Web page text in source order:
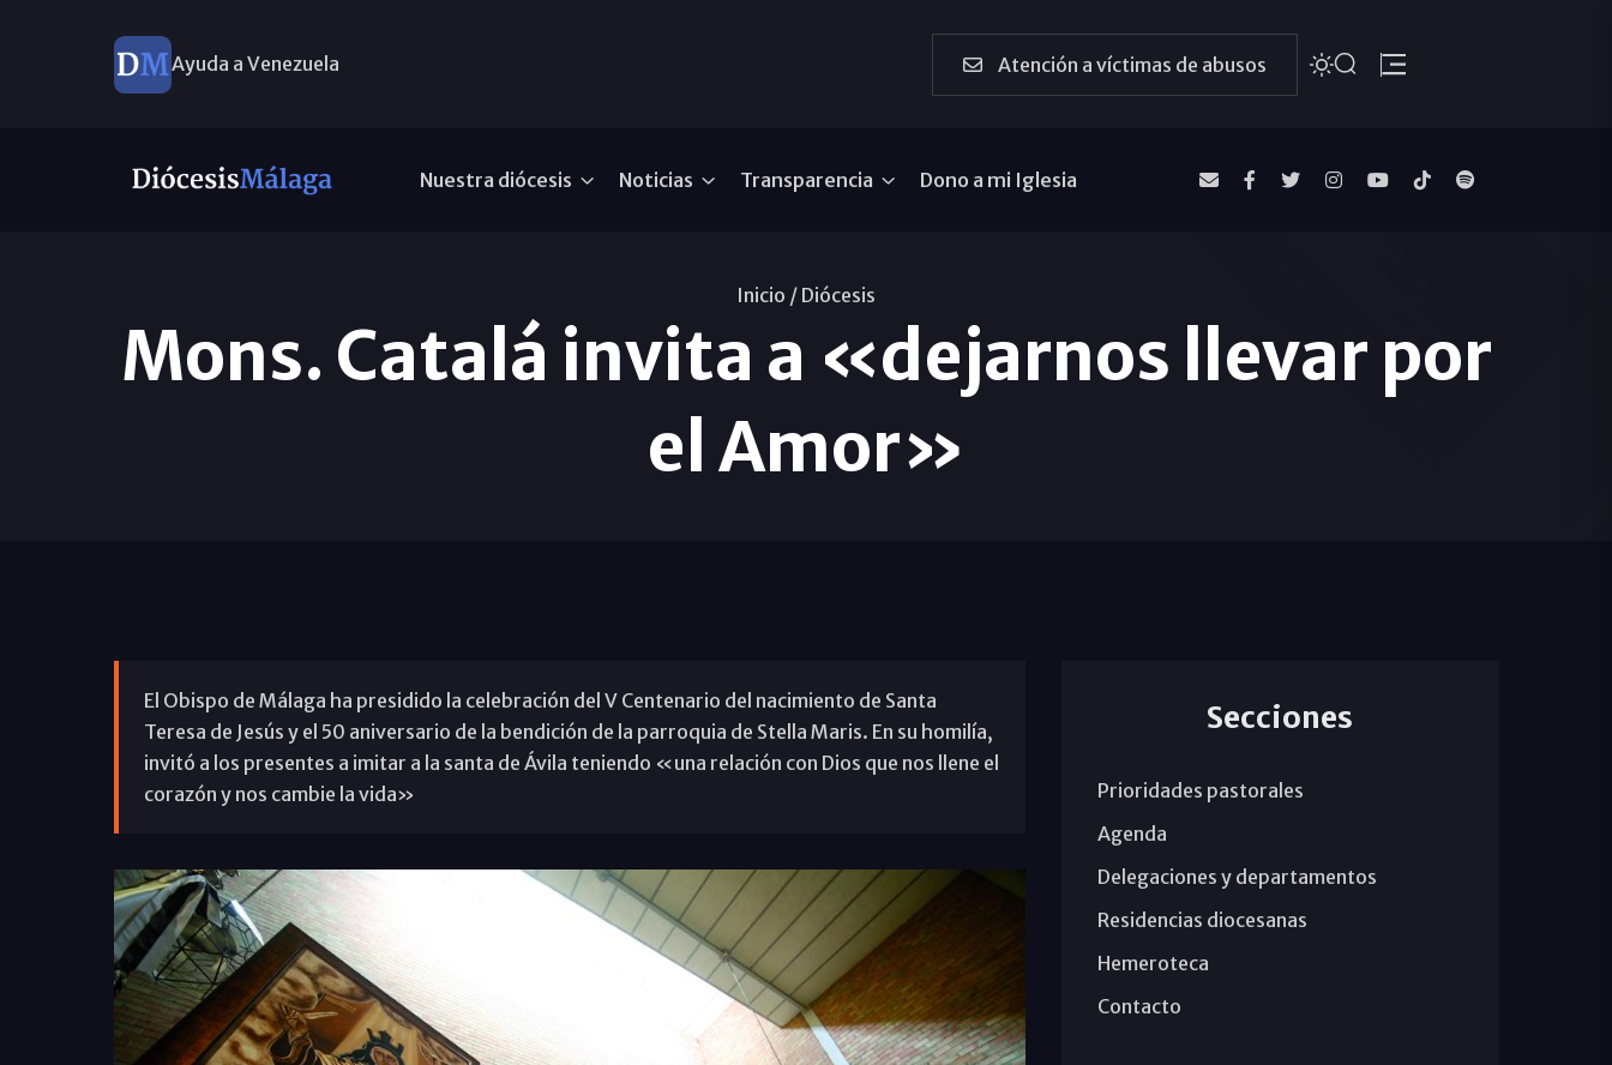
Ayuda a Venezuela Atención a víctimas de abusos
Nuestra diócesis Noticias Transparencia Dono a mi Iglesia
Inicio / Diócesis
Mons. Catalá invita a «dejarnos llevar por
el Amor»
El Obispo de Málaga ha presidido la celebración del V Centenario del nacimiento de Santa
Teresa de Jesús y el 50 aniversario de la bendición de la parroquia de Stella Maris. En su homilía,
invitó a los presentes a imitar a la santa de Ávila teniendo «una relación con Dios que nos llene el
corazón y nos cambie la vida»
Secciones
Prioridades pastorales
Agenda
Delegaciones y departamentos
Residencias diocesanas
Hemeroteca
Contacto